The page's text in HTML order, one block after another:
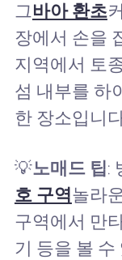
그바아 환초
장에서 손을
지역에서 토
섬 내부를 하
한 장소입니
💡노매드 팁:
호 구역놀라
구역에서 만
기 등을 볼 수